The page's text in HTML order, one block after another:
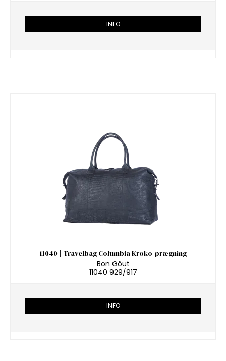
INFO
11040 | Travelbag Columbia Kroko-prægning
Bon Gôut
11040 929/917
INFO